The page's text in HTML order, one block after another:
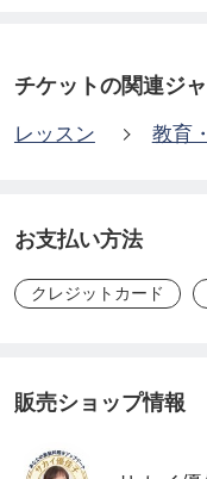
積極的に普段から
＜宮原郁さん＞
先生の講座は、ご
れらはわたしにと
つよう広めていきた
チケットの関連ジ
レッスン 教育
お支払い方法
クレジットカード
販売ショップ情報